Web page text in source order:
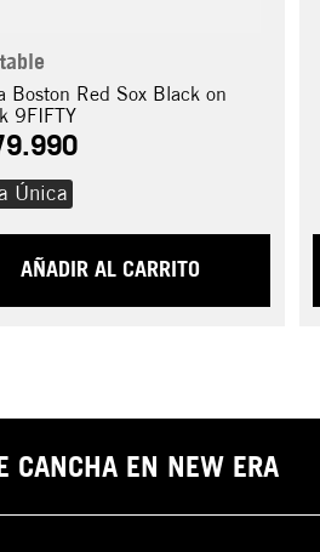
Boston Red Sox Black on
9FIFTY
.990
Única
AÑADIR AL CARRITO
CANCHA EN NEW ERA